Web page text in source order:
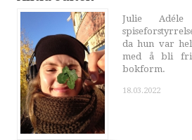
Julie
da hun var
med å bli
bokform.
18.03.2022